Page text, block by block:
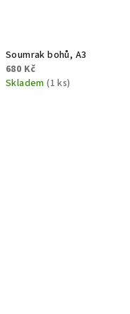
Soumrak bohů, A3
680 Kč
Skladem(1 ks)